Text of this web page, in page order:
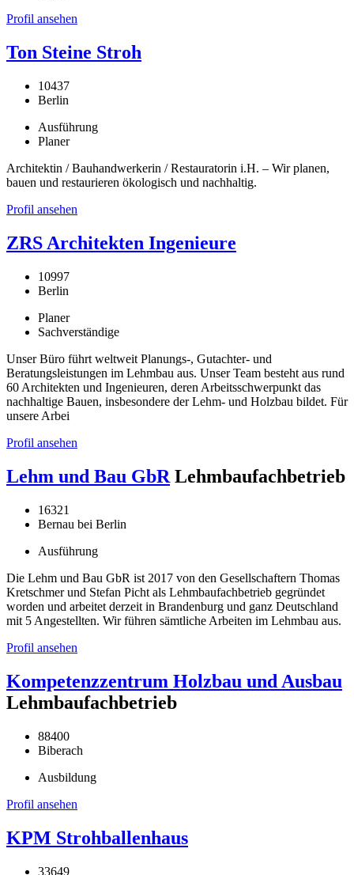
Profil ansehen
Ton Steine Stroh
10437
Berlin
Ausführung
Planer
Architektin / Bauhandwerkerin / Restauratorin i.H. – Wir planen,
bauen und restaurieren ökologisch und nachhaltig.
Profil ansehen
ZRS Architekten Ingenieure
10997
Berlin
Planer
Sachverständige
Unser Büro führt weltweit Planungs-, Gutachter- und
Beratungsleistungen im Lehmbau aus. Unser Team besteht aus rund
60 Architekten und Ingenieuren, deren Arbeitsschwerpunkt das
nachhaltige Bauen, insbesondere der Lehm- und Holzbau bildet. Für
unsere Arbei
Profil ansehen
Lehm und Bau GbR Lehmbaufachbetrieb
16321
Bernau bei Berlin
Ausführung
Die Lehm und Bau GbR ist 2017 von den Gesellschaftern Thomas
Kretschmer und Stefan Picht als Lehmbaufachbetrieb gegründet
worden und arbeitet derzeit in Brandenburg und ganz Deutschland
mit 5 Angestellten. Wir führen sämtliche Arbeiten im Lehmbau aus.
Profil ansehen
Kompetenzzentrum Holzbau und Ausbau
Lehmbaufachbetrieb
88400
Biberach
Ausbildung
Profil ansehen
KPM Strohballenhaus
33649